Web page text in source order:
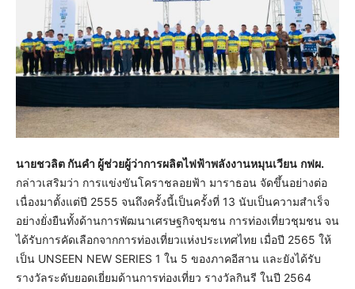
นายชวลิต กันคำ ผู้ช่วยผู้ว่าการผลิตไฟฟ้าพลังงานหมุนเวียน กฟผ.
กล่าวเสริมว่า การแข่งขันโคราชลอยฟ้า มาราธอน จัดขึ้นอย่างต่อ
เนื่องมาตั้งแต่ปี 2555 จนถึงครั้งนี้เป็นครั้งที่ 13 นับเป็นความสำเร็จ
อย่างยั่งยืนทั้งด้านการพัฒนาเศรษฐกิจชุมชน การท่องเที่ยวชุมชน จน
ได้รับการคัดเลือกจากการท่องเที่ยวแห่งประเทศไทย เมื่อปี 2565 ให้
เป็น UNSEEN NEW SERIES 1 ใน 5 ของภาคอีสาน และยังได้รับ
รางวัลระดับยอดเยี่ยมด้านการท่องเที่ยว รางวัลกินรี ในปี 2564